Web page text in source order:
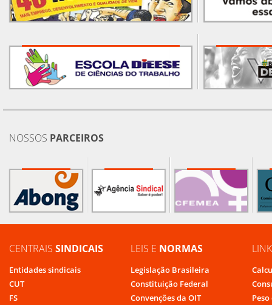
NOSSOS PARCEIROS
CENTRAIS SINDICAIS
Entidades sindicais
CUT
FS
LEIS E NORMAS
Legislação Brasileira
Constituição Federal
Convenções da OIT